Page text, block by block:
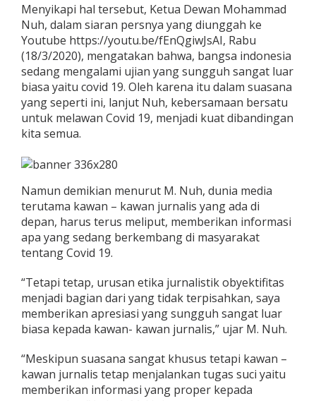
Menyikapi hal tersebut, Ketua Dewan Mohammad
Nuh, dalam siaran persnya yang diunggah ke
Youtube https://youtu.be/fEnQgiwJsAI, Rabu
(18/3/2020), mengatakan bahwa, bangsa indonesia
sedang mengalami ujian yang sungguh sangat luar
biasa yaitu covid 19. Oleh karena itu dalam suasana
yang seperti ini, lanjut Nuh, kebersamaan bersatu
untuk melawan Covid 19, menjadi kuat dibandingan
kita semua.
Namun demikian menurut M. Nuh, dunia media
terutama kawan – kawan jurnalis yang ada di
depan, harus terus meliput, memberikan informasi
apa yang sedang berkembang di masyarakat
tentang Covid 19.
“Tetapi tetap, urusan etika jurnalistik obyektifitas
menjadi bagian dari yang tidak terpisahkan, saya
memberikan apresiasi yang sungguh sangat luar
biasa kepada kawan- kawan jurnalis,” ujar M. Nuh.
“Meskipun suasana sangat khusus tetapi kawan –
kawan jurnalis tetap menjalankan tugas suci yaitu
memberikan informasi yang proper kepada